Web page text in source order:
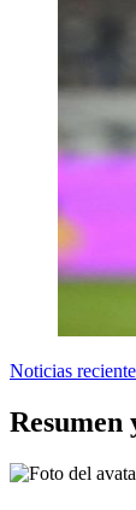
Noticias
Resumen